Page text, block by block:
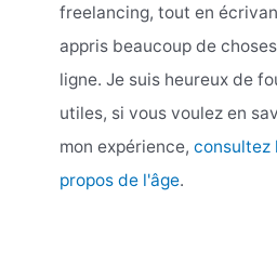
freelancing, tout en
appris beaucoup de
ligne. Je suis heureux de
utiles, si vous voulez en
mon expérience, consultez
propos de l'âge.